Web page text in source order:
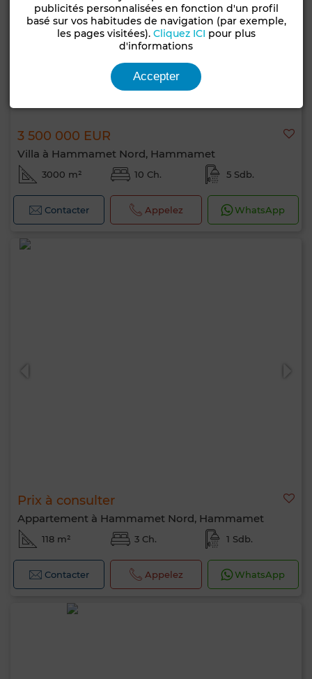
3 500 000 EUR
Villa à Hammamet Nord, Hammamet
3000 m² 10 Ch. 5 Sdb.
Contacter Appelez WhatsApp
Prix à consulter
Appartement à Hammamet Nord, Hammamet
118 m² 3 Ch. 1 Sdb.
Contacter Appelez WhatsApp
publicités personnalisées en fonction d'un profil
basé sur vos habitudes de navigation (par exemple,
les pages visitées). Cliquez ICI pour plus
d'informations
Accepter